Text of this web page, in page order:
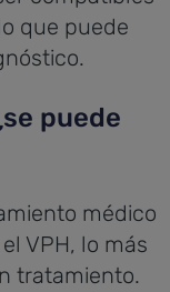
que puede
puede
médico
VPH, lo más
tratamiento.